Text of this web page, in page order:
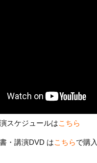
スケジュールはこちら
・講演DVD はこちらで購入